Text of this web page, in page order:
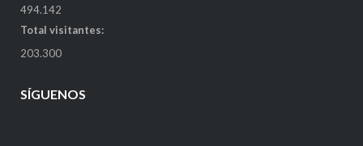
494.142
Total visitantes:
203.300
SÍGUENOS